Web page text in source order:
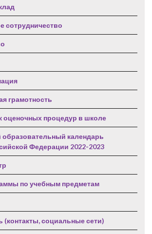
сотрудничество
грамотность
оценочных процедур в школе
календарь
Федерации 2022-2023
по учебным предметам
(контакты, социальные сети)